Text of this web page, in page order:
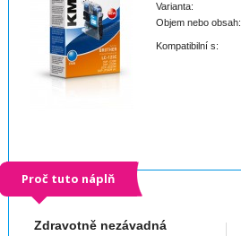
Varianta:
Objem nebo obsah:
Kompatibilní s:
Proč tuto náplň
Zdravotně nezávadná